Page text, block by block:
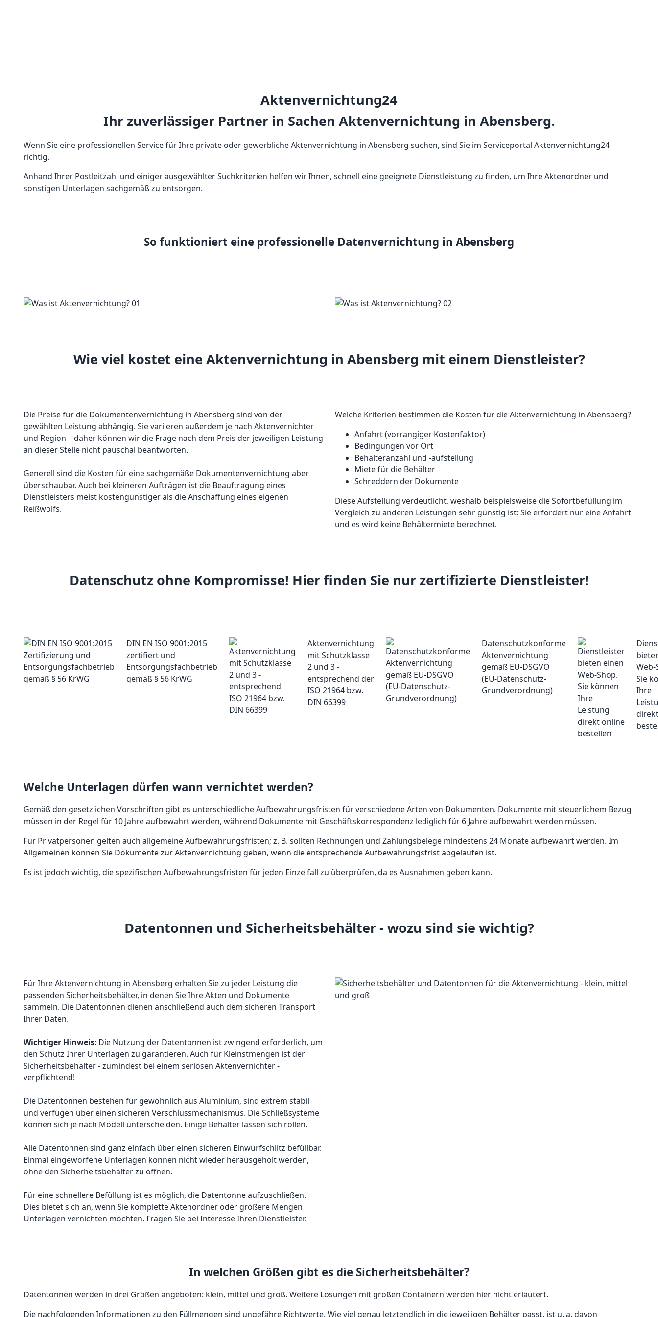
Aktenvernichtung24
Ihr zuverlässiger Partner in Sachen Aktenvernichtung in Abensberg.
Wenn Sie eine professionellen Service für Ihre private oder gewerbliche Aktenvernichtung in Abensberg suchen, sind Sie im Serviceportal Aktenvernichtung24
richtig.
Anhand Ihrer Postleitzahl und einiger ausgewählter Suchkriterien helfen wir Ihnen, schnell eine geeignete Dienstleistung zu finden, um Ihre Aktenordner und
sonstigen Unterlagen sachgemäß zu entsorgen.
So funktioniert eine professionelle Datenvernichtung in Abensberg
Wie viel kostet eine Aktenvernichtung in Abensberg mit einem Dienstleister?
Die Preise für die Dokumentenvernichtung in Abensberg sind von der
gewählten Leistung abhängig. Sie variieren außerdem je nach Aktenvernichter
und Region – daher können wir die Frage nach dem Preis der jeweiligen Leistung
an dieser Stelle nicht pauschal beantworten.
Generell sind die Kosten für eine sachgemäße Dokumentenvernichtung aber
überschaubar. Auch bei kleineren Aufträgen ist die Beauftragung eines
Dienstleisters meist kostengünstiger als die Anschaffung eines eigenen
Reißwolfs.
Welche Kriterien bestimmen die Kosten für die Aktenvernichtung in Abensberg?
Anfahrt (vorrangiger Kostenfaktor)
Bedingungen vor Ort
Behälteranzahl und -aufstellung
Miete für die Behälter
Schreddern der Dokumente
Diese Aufstellung verdeutlicht, weshalb beispielsweise die Sofortbefüllung im
Vergleich zu anderen Leistungen sehr günstig ist: Sie erfordert nur eine Anfahrt
und es wird keine Behältermiete berechnet.
Datenschutz ohne Kompromisse! Hier finden Sie nur zertifizierte Dienstleister!
DIN EN ISO 9001:2015
zertifiert und
Entsorgungsfachbetrieb
gemäß § 56 KrWG
Aktenvernichtung
mit Schutzklasse
2 und 3 -
entsprechend der
ISO 21964 bzw.
DIN 66399
Datenschutzkonforme
Aktenvernichtung
gemäß EU-DSGVO
(EU-Datenschutz-
Grundverordnung)
Web-
Sie
Ihre
Welche Unterlagen dürfen wann vernichtet werden?
Gemäß den gesetzlichen Vorschriften gibt es unterschiedliche Aufbewahrungsfristen für verschiedene Arten von Dokumenten. Dokumente mit steuerlichem Bezug
müssen in der Regel für 10 Jahre aufbewahrt werden, während Dokumente mit Geschäftskorrespondenz lediglich für 6 Jahre aufbewahrt werden müssen.
Für Privatpersonen gelten auch allgemeine Aufbewahrungsfristen; z. B. sollten Rechnungen und Zahlungsbelege mindestens 24 Monate aufbewahrt werden. Im
Allgemeinen können Sie Dokumente zur Aktenvernichtung geben, wenn die entsprechende Aufbewahrungsfrist abgelaufen ist.
Es ist jedoch wichtig, die spezifischen Aufbewahrungsfristen für jeden Einzelfall zu überprüfen, da es Ausnahmen geben kann.
Datentonnen und Sicherheitsbehälter - wozu sind sie wichtig?
Für Ihre Aktenvernichtung in Abensberg erhalten Sie zu jeder Leistung die
passenden Sicherheitsbehälter, in denen Sie Ihre Akten und Dokumente
sammeln. Die Datentonnen dienen anschließend auch dem sicheren Transport
Ihrer Daten.
Wichtiger Hinweis: Die Nutzung der Datentonnen ist zwingend erforderlich, um
den Schutz Ihrer Unterlagen zu garantieren. Auch für Kleinstmengen ist der
Sicherheitsbehälter - zumindest bei einem seriösen Aktenvernichter -
verpflichtend!
Die Datentonnen bestehen für gewöhnlich aus Aluminium, sind extrem stabil
und verfügen über einen sicheren Verschlussmechanismus. Die Schließsysteme
können sich je nach Modell unterscheiden. Einige Behälter lassen sich rollen.
Alle Datentonnen sind ganz einfach über einen sicheren Einwurfschlitz befüllbar.
Einmal eingeworfene Unterlagen können nicht wieder herausgeholt werden,
ohne den Sicherheitsbehälter zu öffnen.
Für eine schnellere Befüllung ist es möglich, die Datentonne aufzuschließen.
Dies bietet sich an, wenn Sie komplette Aktenordner oder größere Mengen
Unterlagen vernichten möchten. Fragen Sie bei Interesse Ihren Dienstleister.
In welchen Größen gibt es die Sicherheitsbehälter?
Datentonnen werden in drei Größen angeboten: klein, mittel und groß. Weitere Lösungen mit großen Containern werden hier nicht erläutert.
Die nachfolgenden Informationen zu den Füllmengen sind ungefähre Richtwerte. Wie viel genau letztendlich in die jeweiligen Behälter passt, ist u. a. davon